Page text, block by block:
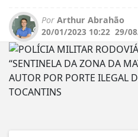
Por Arthur Abrahão
20/01/2023 10:22 29/